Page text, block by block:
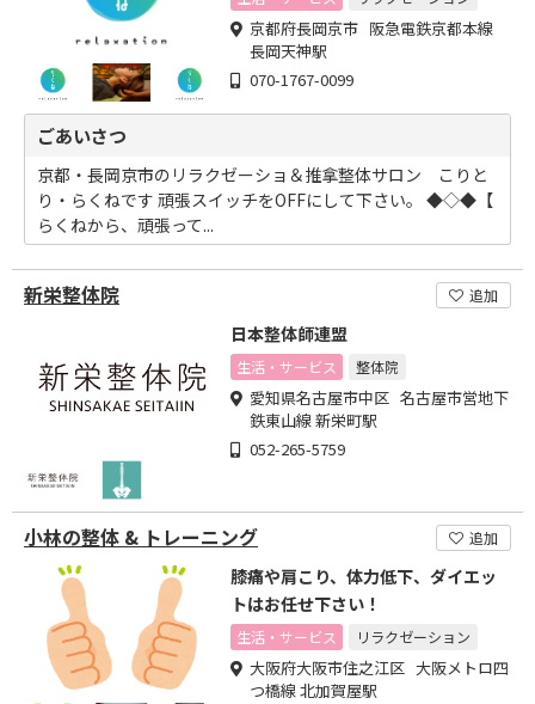
京都府長岡京市 阪急電鉄京都本線
長岡天神駅
070-1767-0099
ごあいさつ
京都・長岡京市のリラクゼーショ＆推拿整体サロン こりと
り・らくねです 頑張スイッチをOFFにして下さい。 ◆◇◆【
らくねから、頑張って...
新栄整体院 追加
日本整体師連盟
生活・サービス 整体院
愛知県名古屋市中区 名古屋市営地下
鉄東山線 新栄町駅
052-265-5759
小林の整体 & トレーニング 追加
膝痛や肩こり、体力低下、ダイエッ
トはお任せ下さい！
生活・サービス リラクゼーション
大阪府大阪市住之江区 大阪メトロ四
つ橋線 北加賀屋駅